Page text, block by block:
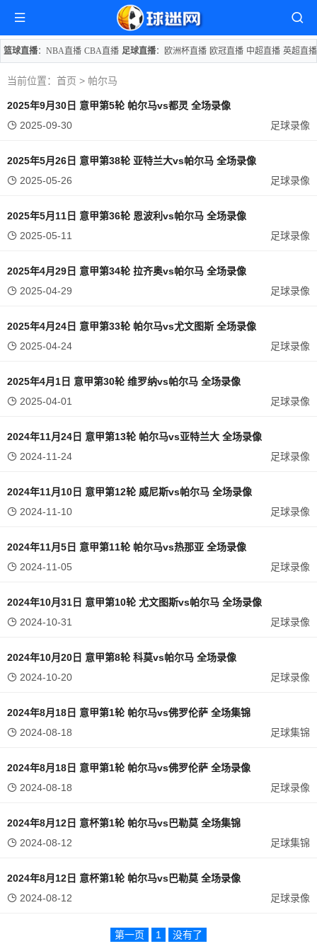
篮球直播： NBA直播 CBA直播 足球直播： 欧洲杯直播 欧冠直播 中超直播 英超直播
当前位置： 首页 > 帕尔马
2025年9月30日 意甲第5轮 帕尔马vs都灵 全场录像
2025-09-30
足球录像
2025年5月26日 意甲第38轮 亚特兰大vs帕尔马 全场录像
2025-05-26
足球录像
2025年5月11日 意甲第36轮 恩波利vs帕尔马 全场录像
2025-05-11
足球录像
2025年4月29日 意甲第34轮 拉齐奥vs帕尔马 全场录像
2025-04-29
足球录像
2025年4月24日 意甲第33轮 帕尔马vs尤文图斯 全场录像
2025-04-24
足球录像
2025年4月1日 意甲第30轮 维罗纳vs帕尔马 全场录像
2025-04-01
足球录像
2024年11月24日 意甲第13轮 帕尔马vs亚特兰大 全场录像
2024-11-24
足球录像
2024年11月10日 意甲第12轮 威尼斯vs帕尔马 全场录像
2024-11-10
足球录像
2024年11月5日 意甲第11轮 帕尔马vs热那亚 全场录像
2024-11-05
足球录像
2024年10月31日 意甲第10轮 尤文图斯vs帕尔马 全场录像
2024-10-31
足球录像
2024年10月20日 意甲第8轮 科莫vs帕尔马 全场录像
2024-10-20
足球录像
2024年8月18日 意甲第1轮 帕尔马vs佛罗伦萨 全场集锦
2024-08-18
足球集锦
2024年8月18日 意甲第1轮 帕尔马vs佛罗伦萨 全场录像
2024-08-18
足球录像
2024年8月12日 意杯第1轮 帕尔马vs巴勒莫 全场集锦
2024-08-12
足球集锦
2024年8月12日 意杯第1轮 帕尔马vs巴勒莫 全场录像
2024-08-12
足球录像
第一页 1 没有了